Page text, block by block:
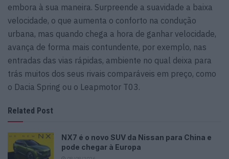
embora à sua maneira. Surpreende a suavidade a baixa
velocidade, o que aumenta o conforto na condução
urbana, mas quando chega a hora de ganhar velocidade,
avança de forma mais contundente, por exemplo, nas
entradas das vias rápidas, ambiente no qual deixa para
trás muitos dos seus rivais comparáveis em preço, como
o Dacia Spring ou o Leapmotor T03.
Related Post
NX7 é o novo SUV da Nissan para China e
pode chegar à Europa